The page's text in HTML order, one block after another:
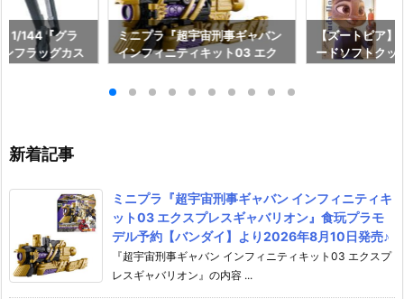
1/144『グラ
フラッグカス
ミニプラ『超宇宙刑事ギャバン
インフィニティキット03 エク
ラモデル予約【バンダイ】より
【ズートピア
ードソフトクッ
新着記事
ミニプラ『超宇宙刑事ギャバン インフィニティキ
ット03 エクスプレスギャバリオン』食玩プラモ
デル予約【バンダイ】より2026年8月10日発売♪
『超宇宙刑事ギャバン インフィニティキット03 エクスプ
レスギャバリオン』の内容 ...